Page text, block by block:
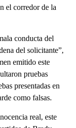
el corredor de la
conducta del
del solicitante”,
emitido este
pruebas
presentadas en
como falsas.
real, este